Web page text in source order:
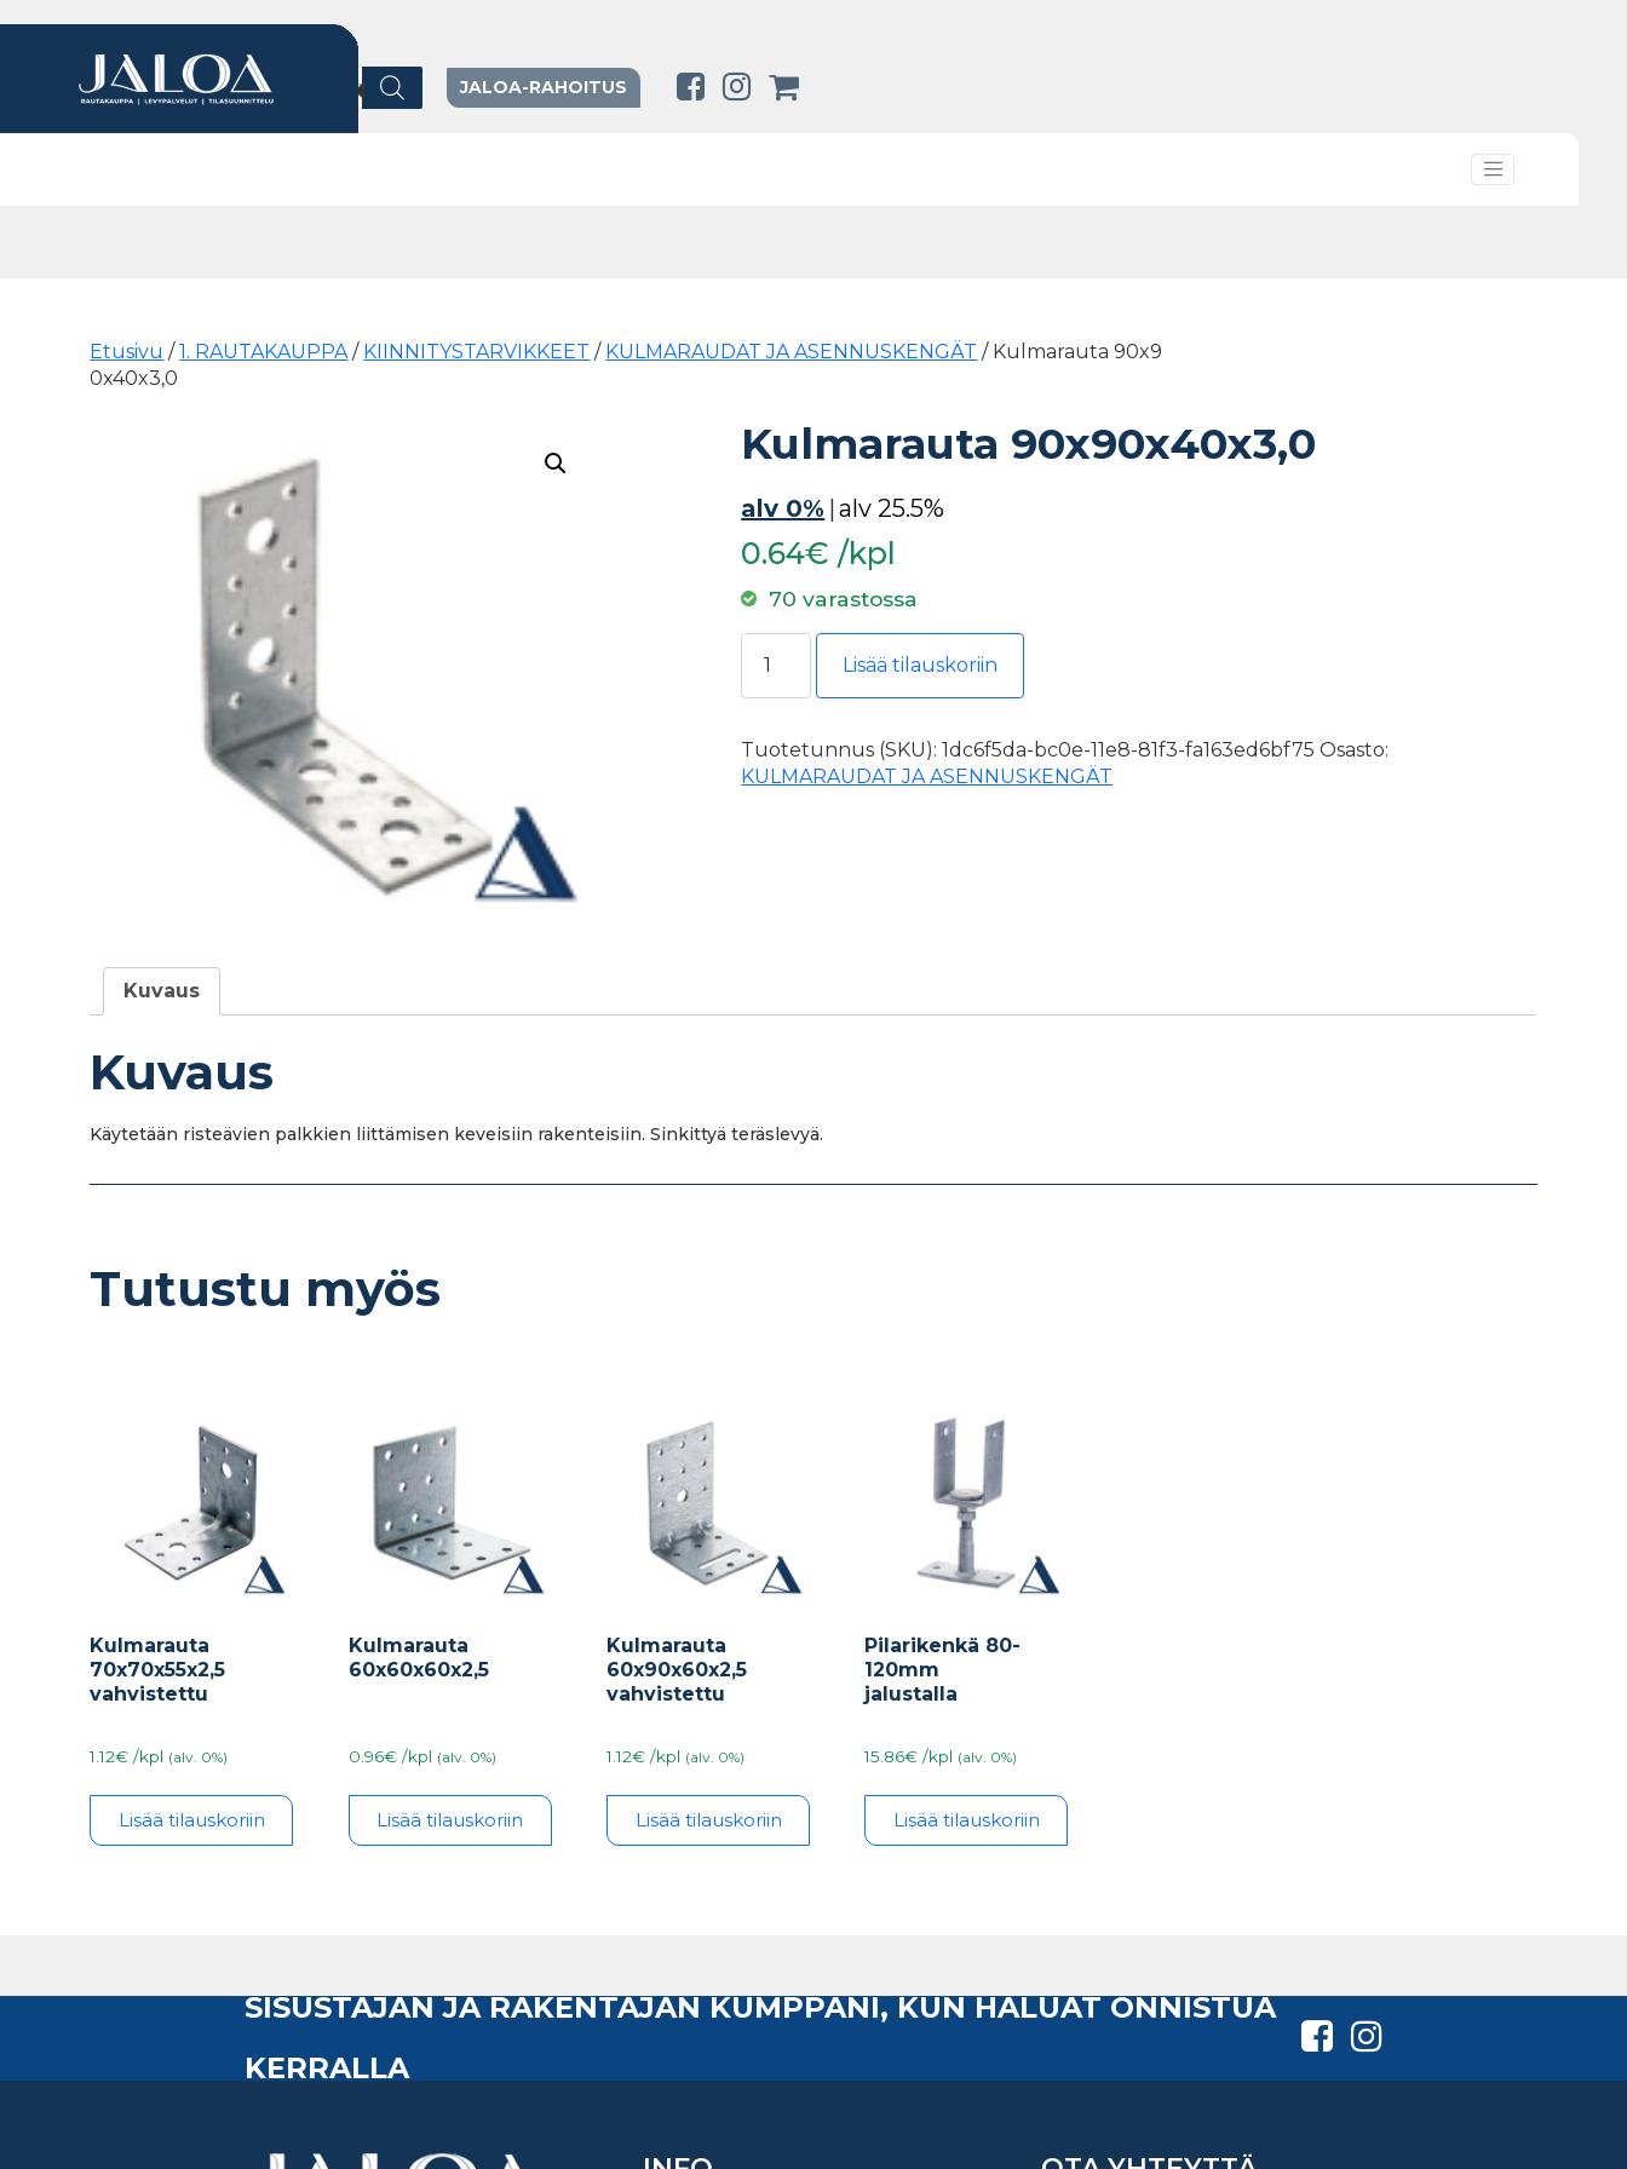
Products search
JALOA-RAHOITUS
Etusivu /1. RAUTAKAUPPA / KIINNITYSTARVIKKEET / KULMARAUDAT JA ASENNUSKENGÄT / Kulmarauta 90x9
0x40x3,0
Kulmarauta 90x90x40x3,0
alv 0% |alv 25.5%
0.64€ /kpl
70 varastossa
Kulmarauta 90x90x40x3,0 määrä
Lisää tilauskoriin
Tuotetunnus (SKU):1dc6f5da-bc0e-11e8-81f3-fa163ed6bf75 Osasto:
KULMARAUDAT JA ASENNUSKENGÄT
Kuvaus
Kuvaus
Käytetään risteävien palkkien liittämisen keveisiin rakenteisiin. Sinkittyä teräslevyä.
Tutustu myös
Kulmarauta
70x70x55x2,5
vahvistettu
1.12€ /kpl (alv. 0%)
Lisää tilauskoriin
Kulmarauta
60x60x60x2,5
0.96€ /kpl (alv. 0%)
Lisää tilauskoriin
Kulmarauta
60x90x60x2,5
vahvistettu
1.12€ /kpl (alv. 0%)
Lisää tilauskoriin
Pilarikenkä 80-
120mm
jalustalla
15.86€ /kpl (alv. 0%)
Lisää tilauskoriin
SISUSTAJAN JA RAKENTAJAN KUMPPANI, KUN HALUAT ONNISTUA
KERRALLA